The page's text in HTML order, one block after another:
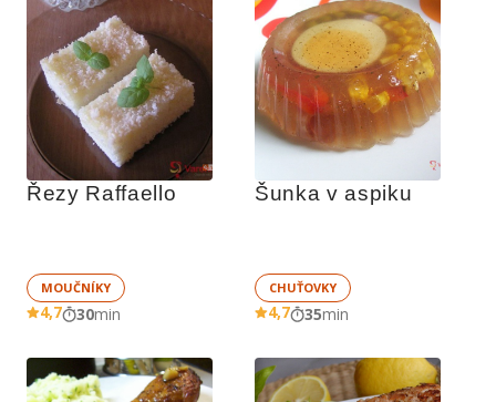
Řezy Raffaello
MOUČNÍKY
4,7 30min
Šunka v aspiku
CHUŤOVKY
4,7 35min